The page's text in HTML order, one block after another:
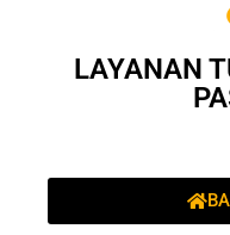
LAYANAN